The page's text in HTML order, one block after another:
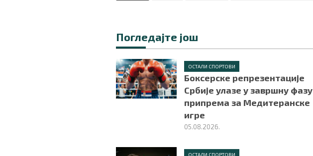
Погледајте још
ОСТАЛИ СПОРТОВИ
Боксерске репрезентације
Србије улазе у завршну фазу
припрема за Медитеранске
игре
05.08.2026.
ОСТАЛИ СПОРТОВИ